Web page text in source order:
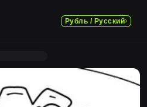
Рубль / Русский